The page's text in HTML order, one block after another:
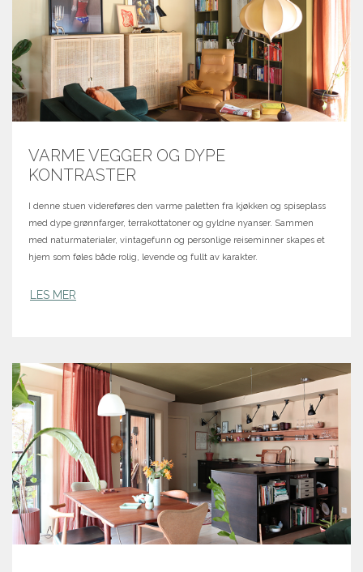
VARME VEGGER OG DYPE
KONTRASTER
I denne stuen videreføres den varme paletten fra kjøkken og spiseplass
med dype grønnfarger, terrakottatoner og gyldne nyanser. Sammen
med naturmaterialer, vintagefunn og personlige reiseminner skapes et
hjem som føles både rolig, levende og fullt av karakter.
LES MER